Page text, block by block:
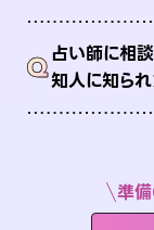
Q占い師に相
知人に知ら
準